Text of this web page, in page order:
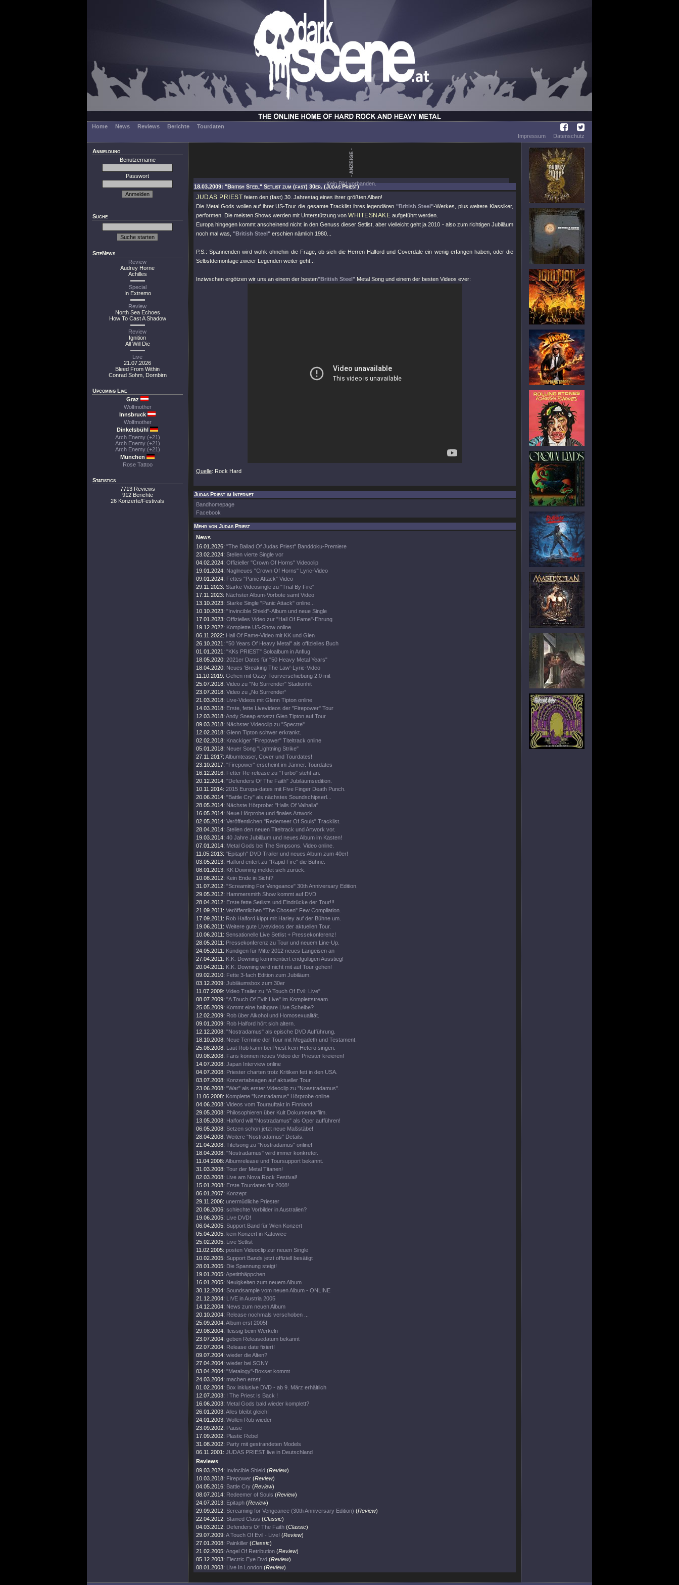
Home News Reviews Berichte
Tourdaten
Impressum
Datenschutz
Anmeldung
Benutzername
Passwort
Suche
SiteNews
Review
Audrey Horne
Achilles
Special
In Extremo
Review
North Sea Echoes
How To Cast A Shadow
Review
Ignition
All Will Die
Live
21.07.2026
Bleed From Within
Conrad Sohm, Dornbirn
Upcoming Live
Graz
Wolfmother
Innsbruck
Wolfmother
Dinkelsbühl
Arch Enemy (+21)
Arch Enemy (+21)
Arch Enemy (+21)
München
Rose Tattoo
Statistics
7713 Reviews
912 Berichte
26 Konzerte/Festivals
Kein Bild vorhanden.
18.03.2009: "British Steel" Setlist zum (fast) 30er. (Judas Priest)
JUDAS PRIEST feiern den (fast) 30. Jahrestag eines ihrer größten Alben!
Die Metal Gods wollen auf ihrer US-Tour die gesamte Tracklist ihres legendären "British Steel"-Werkes, plus weitere Klassiker,
performen. Die meisten Shows werden mit Unterstützung von WHITESNAKE aufgeführt werden.
Europa hingegen kommt anscheinend nicht in den Genuss dieser Setlist, aber vielleicht geht ja 2010 - also zum richtigen Jubiläum
noch mal was, "British Steel" erschien nämlich 1980...
P.S.: Spannenden wird wohk ohnehin die Frage, ob sich die Herren Halford und Coverdale ein wenig erfangen haben, oder die
Selbstdemontage zweier Legenden weiter geht...
Inziwschen ergötzen wir uns an einem der besten"British Steel" Metal Song und einem der besten Videos ever:
Quelle: Rock Hard
Judas Priest im Internet
Bandhomepage
Facebook
Mehr von Judas Priest
News
16.01.2026: "The Ballad Of Judas Priest" Banddoku-Premiere
23.02.2024: Stellen vierte Single vor
04.02.2024: Offizieller "Crown Of Horns" Videoclip
19.01.2024: Naglneues "Crown Of Horns" Lyric-Video
09.01.2024: Fettes "Panic Attack" Video
29.11.2023: Starke Videosingle zu "Trial By Fire"
17.11.2023: Nächster Album-Vorbote samt Video
13.10.2023: Starke Single "Panic Attack" online...
10.10.2023: "Invincible Shield"-Album und neue Single
17.01.2023: Offizielles Video zur "Hall Of Fame"-Ehrung
19.12.2022: Komplette US-Show online
06.11.2022: Hall Of Fame-Video mit KK und Glen
26.10.2021: "50 Years Of Heavy Metal" als offizielles Buch
01.01.2021: "KKs PRIEST" Soloalbum in Anflug
18.05.2020: 2021er Dates für "50 Heavy Metal Years"
18.04.2020: Neues 'Breaking The Law'-Lyric-Video
11.10.2019: Gehen mit Ozzy-Tourverschiebung 2.0 mit
25.07.2018: Video zu "No Surrender" Stadionhit
23.07.2018: Video zu „No Surrender“
21.03.2018: Live-Videos mit Glenn Tipton online
14.03.2018: Erste, fette Livevideos der "Firepower" Tour
12.03.2018: Andy Sneap ersetzt Glen Tipton auf Tour
09.03.2018: Nächster Videoclip zu "Spectre"
12.02.2018: Glenn Tipton schwer erkrankt.
02.02.2018: Knackiger "Firepower" Titeltrack online
05.01.2018: Neuer Song "Lightning Strike"
27.11.2017: Albumteaser, Cover und Tourdates!
23.10.2017: "Firepower" erscheint im Jänner. Tourdates
16.12.2016: Fetter Re-release zu "Turbo" steht an.
20.12.2014: "Defenders Of The Faith" Jubiläumsedition.
10.11.2014: 2015 Europa-dates mit Five Finger Death Punch.
20.06.2014: "Battle Cry" als nächstes Soundschipserl...
28.05.2014: Nächste Hörprobe: "Halls Of Valhalla".
16.05.2014: Neue Hörprobe und finales Artwork.
02.05.2014: Veröffentlichen "Redemeer Of Souls" Tracklist.
28.04.2014: Stellen den neuen Titeltrack und Artwork vor.
19.03.2014: 40 Jahre Jubiläum und neues Album im Kasten!
07.01.2014: Metal Gods bei The Simpsons. Video online.
11.05.2013: "Epitaph" DVD Trailer und neues Album zum 40er!
03.05.2013: Halford entert zu "Rapid Fire" die Bühne.
08.01.2013: KK Downing meldet sich zurück.
10.08.2012: Kein Ende in Sicht?
31.07.2012: "Screaming For Vengeance" 30th Anniversary Edition.
29.05.2012: Hammersmith Show kommt auf DVD.
28.04.2012: Erste fette Setlists und Eindrücke der Tour!!!
21.09.2011: Veröffentlichen "The Chosen" Few Compilation.
17.09.2011: Rob Halford kippt mit Harley auf der Bühne um.
19.06.2011: Weitere gute Livevideos der aktuellen Tour.
10.06.2011: Sensationelle Live Setlist + Pressekonferenz!
28.05.2011: Pressekonferenz zu Tour und neuem Line-Up.
24.05.2011: Kündigen für Mitte 2012 neues Langeisen an
27.04.2011: K.K. Downing kommentiert endgültigen Ausstieg!
20.04.2011: K.K. Downing wird nicht mit auf Tour gehen!
09.02.2010: Fette 3-fach Edition zum Jubiläum.
03.12.2009: Jubiläumsbox zum 30er
11.07.2009: Video Trailer zu "A Touch Of Evil: Live".
08.07.2009: "A Touch Of Evil: Live" im Komplettstream.
25.05.2009: Kommt eine halbgare Live Scheibe?
12.02.2009: Rob über Alkohol und Homosexualität.
09.01.2009: Rob Halford hört sich altern.
12.12.2008: "Nostradamus" als epische DVD Aufführung.
18.10.2008: Neue Termine der Tour mit Megadeth und Testament.
25.08.2008: Laut Rob kann bei Priest kein Hetero singen.
09.08.2008: Fans können neues Video der Priester kreieren!
14.07.2008: Japan Interview online
04.07.2008: Priester charten trotz Kritiken fett in den USA.
03.07.2008: Konzertabsagen auf aktueller Tour
23.06.2008: "War" als erster Videoclip zu "Noastradamus".
11.06.2008: Komplette "Nostradamus" Hörprobe online
04.06.2008: Videos vom Tourauftakt in Finnland.
29.05.2008: Philosophieren über Kult Dokumentarfilm.
13.05.2008: Halford will "Nostradamus" als Oper aufführen!
06.05.2008: Setzen schon jetzt neue Maßstäbe!
28.04.2008: Weitere "Nostradamus" Details.
21.04.2008: Titelsong zu "Nostradamus" online!
18.04.2008: "Nostradamus" wird immer konkreter.
11.04.2008: Albumrelease und Toursupport bekannt.
31.03.2008: Tour der Metal Titanen!
02.03.2008: Live am Nova Rock Festival!
15.01.2008: Erste Tourdaten für 2008!
06.01.2007: Konzept
29.11.2006: unermüdliche Priester
20.06.2006: schlechte Vorbilder in Australien?
19.06.2005: Live DVD!
06.04.2005: Support Band für Wien Konzert
05.04.2005: kein Konzert in Katowice
25.02.2005: Live Setlist
11.02.2005: posten Videoclip zur neuen Single
10.02.2005: Support Bands jetzt offiziell besätigt
28.01.2005: Die Spannung steigt!
19.01.2005: Apetitthäppchen
16.01.2005: Neuigkeiten zum neuem Album
30.12.2004: Soundsample vom neuen Album - ONLINE
21.12.2004: LIVE in Austria 2005
14.12.2004: News zum neuen Album
20.10.2004: Release nochmals verschoben ...
25.09.2004: Album erst 2005!
29.08.2004: fleissig beim Werkeln
23.07.2004: geben Releasedatum bekannt
22.07.2004: Release date fixiert!
09.07.2004: wieder die Alten?
27.04.2004: wieder bei SONY
03.04.2004: "Metalogy"-Boxset kommt
24.03.2004: machen ernst!
01.02.2004: Box inklusive DVD - ab 9. März erhältlich
12.07.2003: ! The Priest Is Back !
16.06.2003: Metal Gods bald wieder komplett?
26.01.2003: Alles bleibt gleich!
24.01.2003: Wollen Rob wieder
23.09.2002: Pause
17.09.2002: Plastic Rebel
31.08.2002: Party mit gestrandeten Models
06.11.2001: JUDAS PRIEST live in Deutschland
Reviews
09.03.2024: Invincible Shield (Review)
10.03.2018: Firepower (Review)
04.05.2016: Battle Cry (Review)
08.07.2014: Redeemer of Souls (Review)
24.07.2013: Epitaph (Review)
29.09.2012: Screaming for Vengeance (30th Anniversary Edition) (Review)
22.04.2012: Stained Class (Classic)
04.03.2012: Defenders Of The Faith (Classic)
29.07.2009: A Touch Of Evil - Live! (Review)
27.01.2008: Painkiller (Classic)
21.02.2005: Angel Of Retribution (Review)
05.12.2003: Electric Eye Dvd (Review)
08.01.2003: Live In London (Review)